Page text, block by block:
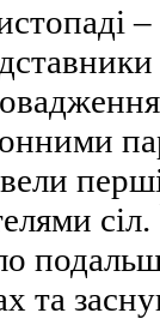
–
перші
сіл.
та